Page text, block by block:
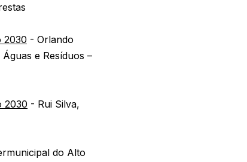
2030 - Orlando
e Resíduos –
2030 - Rui Silva,
do Alto